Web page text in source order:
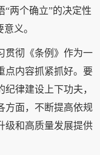
“两个确立”的决定性
义。
贯彻《条例》作为一
点内容抓紧抓好。要
律建设上下功夫，
方面，不断提高依规
级和高质量发展提供